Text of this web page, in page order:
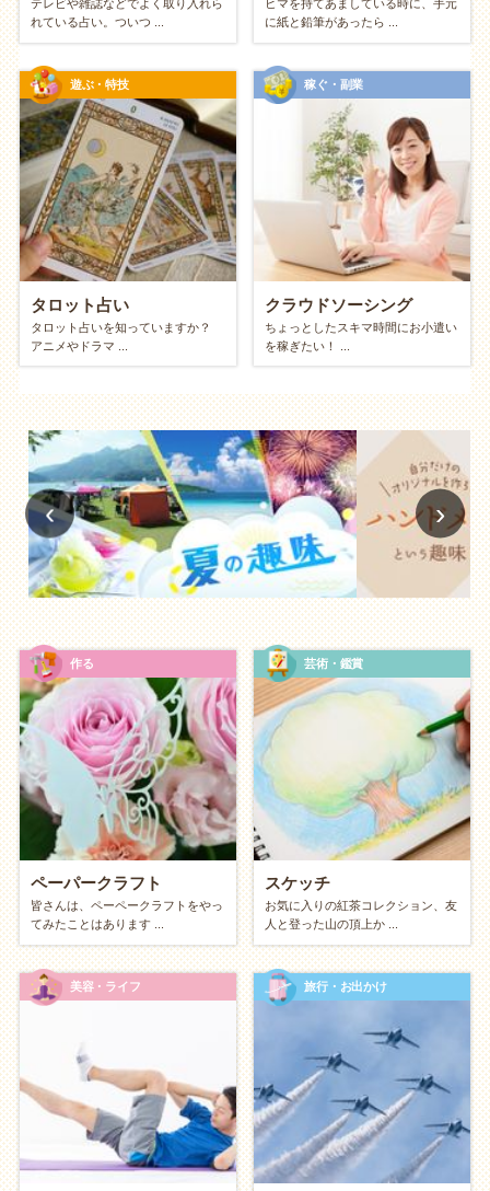
ても大丈夫。純粋な「やりたい」という気持ちだけで
楽しめます。
工夫する楽しさが自信になる
「お金を使わなくても、こんなに楽しめた！」という
経験は、消費することに頼らない自信につながりま
す。自分のアイデア次第で人生はいくらでも豊かにで
きるという実感は、将来への漠然とした不安も減らし
てくれるでしょう。
身体面：自然と動く健康的なライフスタイ
ル
体を使う遊びが多い
散歩、ジョギング、ウィンドウショッピング、お部屋
の掃除など、お金のかからない趣味は、意外と体を動
かすものが多いです。楽しみながら体を動かすこと
で、知らず知らずのうちに運動不足が解消され、心身
ともに健やかになります。
社会面・教養面：知恵と知識の宝庫
公共施設の活用で博識に
図書館は、無料で世界中の知識にアクセスできる最高
の場所です。普段読まないジャンルの本を乱読した
り、地域の歴史資料館を覗いたり。お金をかけずに得
た知識は、あなたの会話の引き出しを豊かにし、知的
な魅力を高めてくれます。
お金のかからない趣味の探し方
うちで楽しむ？ 外で楽しむ？（インドア vs
アウトドア）
【おうち派】工夫と没頭
家にあるものや無料コンテンツで楽しみたい方へ。
動画配信サイトやラジオアプリの活用
積読（つんどく）の消化・再読
テレビや雑誌などでよく取り入れら
れている占い。ついつ ...
ヒマを持てあましている時に、手元
に紙と鉛筆があったら ...
遊ぶ・特技
タロット占い
タロット占いを知っていますか？
アニメやドラマ ...
稼ぐ・副業
クラウドソーシング
ちょっとしたスキマ時間にお小遣い
を稼ぎたい！ ...
‹ ›
作る
ペーパークラフト
皆さんは、ペーペークラフトをやっ
てみたことはあります ...
芸術・鑑賞
スケッチ
お気に入りの紅茶コレクション、友
人と登った山の頂上か ...
美容・ライフ 旅行・お出かけ